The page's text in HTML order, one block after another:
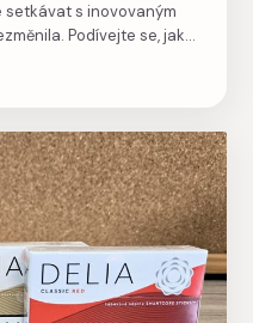
setkávat s inovovaným
Podívejte se, jak